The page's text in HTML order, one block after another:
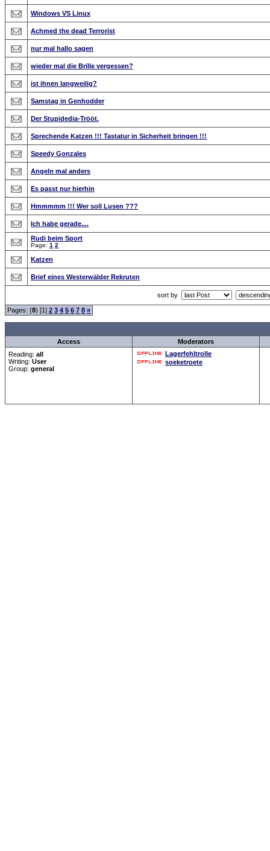
Windows VS Linux
Achmed the dead Terrorist
nur mal hallo sagen
wieder mal die Brille vergessen?
ist ihnen langweilig?
Samstag in Genhodder
Der Stupidedia-Trööt.
Sprechende Katzen !!! Tastatur in Sicherheit bringen !!!
Speedy Gonzales
Angeln mal anders
Es passt nur hierhin
Hmmmmm !!! Wer soll Lusen ???
Ich habe gerade....
Rudi beim Sport
Page: 1 2
Katzen
Brief eines Westerwälder Rekruten
sort by
Pages: (8) [1] 2 3 4 5 6 7 8 »
Access
Moderators
Reading: all
Writing: User
Group: general
Lagerfehltrolle
soeketroete